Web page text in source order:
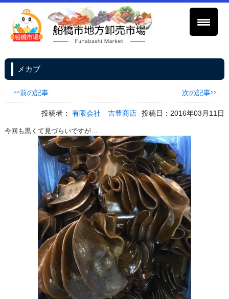
メカブ
<<前の記事 次の記事>>
投稿者：有限会社 吉豊商店 投稿日：2016年03月11日
今回も黒くて見づらいですが…